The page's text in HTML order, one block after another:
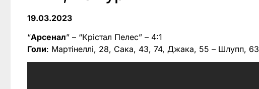
19.03.2023
“Арсенал” – “Крістал Пелес” – 4:1
Голи: Мартінеллі, 28, Сака, 43, 74, Джака, 55 – Шлупп, 63